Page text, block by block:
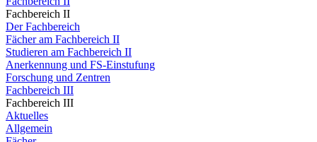
Fachbereich II
Der Fachbereich
Fächer am Fachbereich II
Studieren am Fachbereich II
Anerkennung und FS-Einstufung
Forschung und Zentren
Fachbereich III
Fachbereich III
Aktuelles
Allgemein